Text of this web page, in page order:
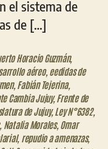
el sistema de
de […]
Horacio Guzmán,
aéreo, eedidas de
, Fabián Tejerina,
Cambia Jujuy,Frente de
de Jujuy,Ley N°6382,
, Natalia Morales, Omar
, repudio a amenazas,